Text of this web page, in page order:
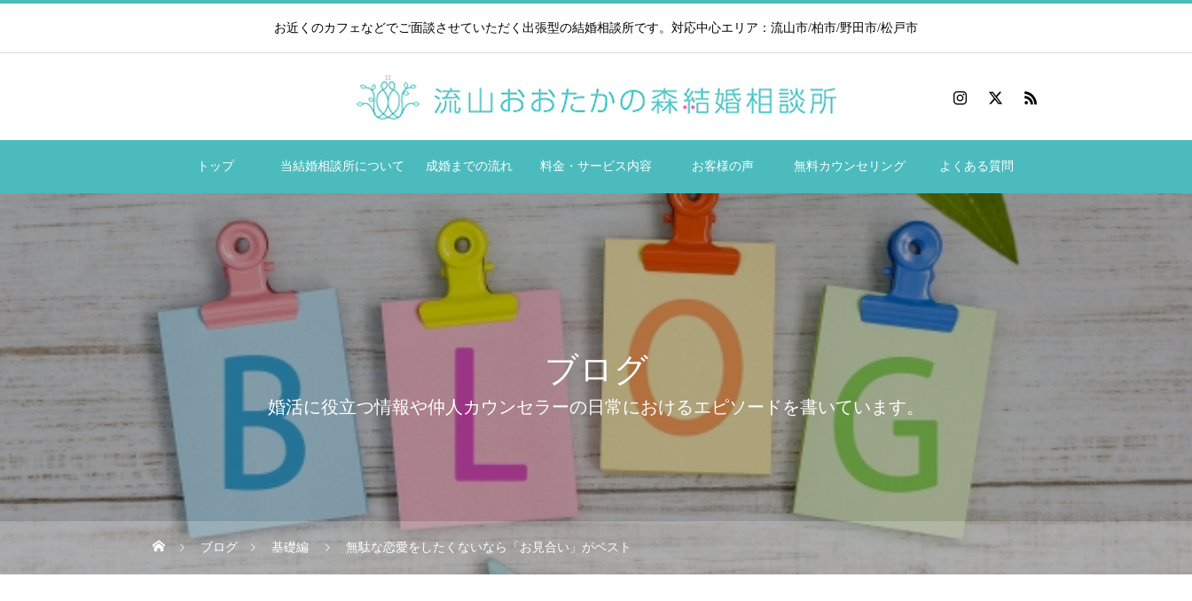
お近くのカフェなどでご面談させていただく出張型の結婚相談所です。対応中心エリア：流山市/柏市/野田市/松戸市
トップ 当結婚相談所について 成婚までの流れ 料金・サービス内容 お客様の声 無料カウンセリング よくある質問
ブログ
婚活に役立つ情報や仲人カウンセラーの日常におけるエピソードを書いています。
ブログ 基礎編 無駄な恋愛をしたくないなら「お見合い」がベスト